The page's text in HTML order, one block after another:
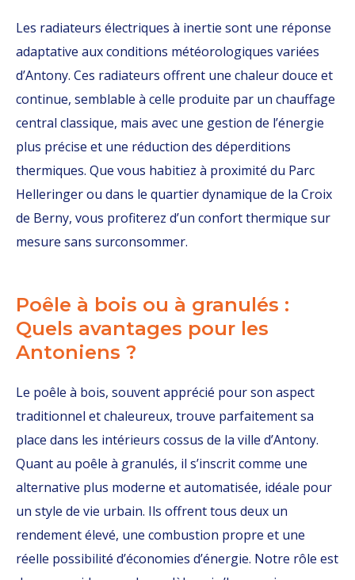
Les radiateurs électriques à inertie sont une réponse
adaptative aux conditions météorologiques variées
d’Antony. Ces radiateurs offrent une chaleur douce et
continue, semblable à celle produite par un chauffage
central classique, mais avec une gestion de l’énergie
plus précise et une réduction des déperditions
thermiques. Que vous habitiez à proximité du Parc
Helleringer ou dans le quartier dynamique de la Croix
de Berny, vous profiterez d’un confort thermique sur
mesure sans surconsommer.
Poêle à bois ou à granulés :
Quels avantages pour les
Antoniens ?
Le poêle à bois, souvent apprécié pour son aspect
traditionnel et chaleureux, trouve parfaitement sa
place dans les intérieurs cossus de la ville d’Antony.
Quant au poêle à granulés, il s’inscrit comme une
alternative plus moderne et automatisée, idéale pour
un style de vie urbain. Ils offrent tous deux un
rendement élevé, une combustion propre et une
réelle possibilité d’économies d’énergie. Notre rôle est